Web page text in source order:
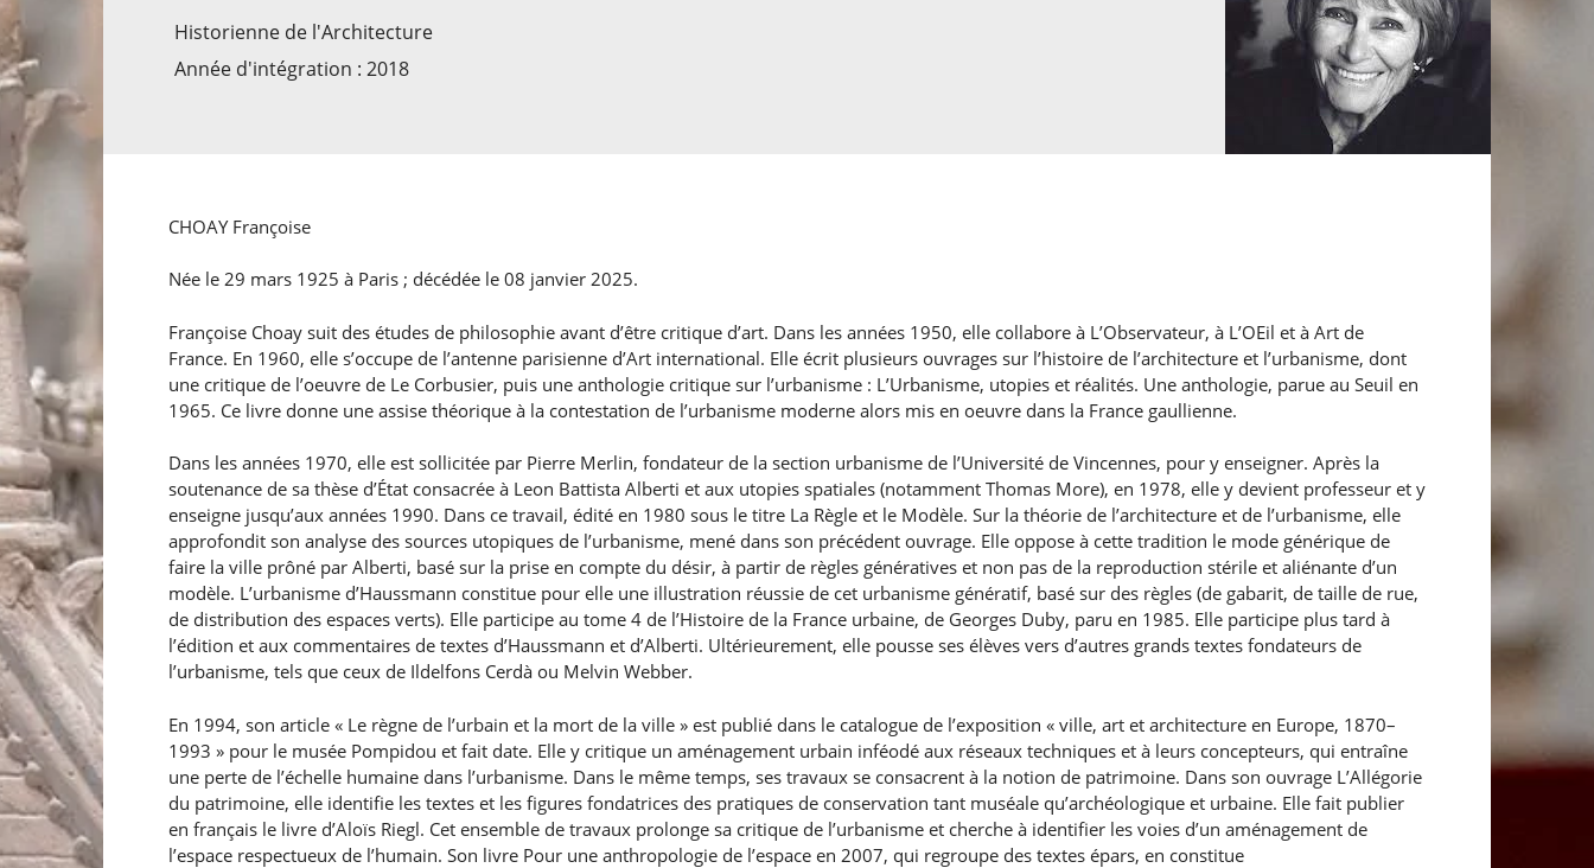
Historienne de l'Architecture
Année d'intégration : 2018
CHOAY Françoise
Née le 29 mars 1925 à Paris ; décédée le 08 janvier 2025.
Françoise Choay suit des études de philosophie avant d’être critique d’art. Dans les années 1950, elle collabore à L’Observateur, à L’OEil et à Art de
France. En 1960, elle s’occupe de l’antenne parisienne d’Art international. Elle écrit plusieurs ouvrages sur l’histoire de l’architecture et l’urbanisme, dont
une critique de l’oeuvre de Le Corbusier, puis une anthologie critique sur l’urbanisme : L’Urbanisme, utopies et réalités. Une anthologie, parue au Seuil en
1965. Ce livre donne une assise théorique à la contestation de l’urbanisme moderne alors mis en oeuvre dans la France gaullienne.
Dans les années 1970, elle est sollicitée par Pierre Merlin, fondateur de la section urbanisme de l’Université de Vincennes, pour y enseigner. Après la
soutenance de sa thèse d’État consacrée à Leon Battista Alberti et aux utopies spatiales (notamment Thomas More), en 1978, elle y devient professeur et y
enseigne jusqu’aux années 1990. Dans ce travail, édité en 1980 sous le titre La Règle et le Modèle. Sur la théorie de l’architecture et de l’urbanisme, elle
approfondit son analyse des sources utopiques de l’urbanisme, mené dans son précédent ouvrage. Elle oppose à cette tradition le mode générique de
faire la ville prôné par Alberti, basé sur la prise en compte du désir, à partir de règles génératives et non pas de la reproduction stérile et aliénante d’un
modèle. L’urbanisme d’Haussmann constitue pour elle une illustration réussie de cet urbanisme génératif, basé sur des règles (de gabarit, de taille de rue,
de distribution des espaces verts). Elle participe au tome 4 de l’Histoire de la France urbaine, de Georges Duby, paru en 1985. Elle participe plus tard à
l’édition et aux commentaires de textes d’Haussmann et d’Alberti. Ultérieurement, elle pousse ses élèves vers d’autres grands textes fondateurs de
l’urbanisme, tels que ceux de Ildelfons Cerdà ou Melvin Webber.
En 1994, son article « Le règne de l’urbain et la mort de la ville » est publié dans le catalogue de l’exposition « ville, art et architecture en Europe, 1870–
1993 » pour le musée Pompidou et fait date. Elle y critique un aménagement urbain inféodé aux réseaux techniques et à leurs concepteurs, qui entraîne
une perte de l’échelle humaine dans l’urbanisme. Dans le même temps, ses travaux se consacrent à la notion de patrimoine. Dans son ouvrage L’Allégorie
du patrimoine, elle identifie les textes et les figures fondatrices des pratiques de conservation tant muséale qu’archéologique et urbaine. Elle fait publier
en français le livre d’Aloïs Riegl. Cet ensemble de travaux prolonge sa critique de l’urbanisme et cherche à identifier les voies d’un aménagement de
l’espace respectueux de l’humain. Son livre Pour une anthropologie de l’espace en 2007, qui regroupe des textes épars, en constitue